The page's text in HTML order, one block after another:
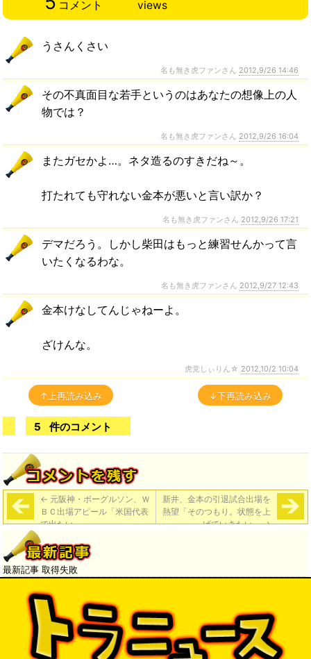
コメント views
うさんくさい
名も無き虎ファンさん 2012,9/26 14:46
その不真面目な若手というのはあなたの想像上の人
物では？
名も無き虎ファンさん 2012,9/26 16:04
またガセかよ…。ネタ造るのすきだね～。
打たれても守れない金本が悪いと言い訳か？
名も無き虎ファンさん 2012,9/26 17:21
デマだろう。しかし柴田はもっと練習せんかって言
いたくなるわな。
名も無き虎ファンさん 2012,9/27 12:43
金本けなしてんじゃねーよ。
ざけんな。
虎党しぃりん☆ 2012,10/2 10:04
↑上再読み込み ↓下再読み込み
5 件のコメント
← 元阪神・ボーグルソン、Ｗ
ＢＣ出場アピール「米国代表
で出たい」
新井、金本の引退試合出場を
熱望「そのつもり。状態を上
げていきたい」→
最新記事 取得失敗